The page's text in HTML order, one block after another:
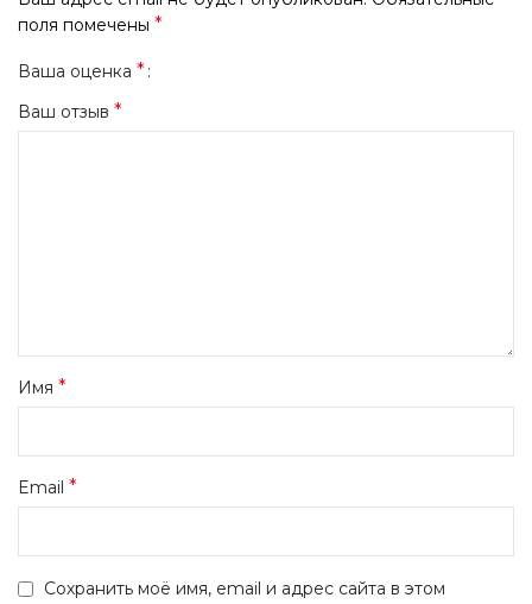
поля помечены *
Ваша оценка *
Ваш отзыв *
Имя *
Email *
Сохранить моё имя, email и адрес сайта в этом